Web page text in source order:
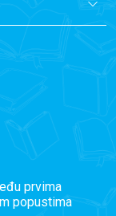
prvima
popustima